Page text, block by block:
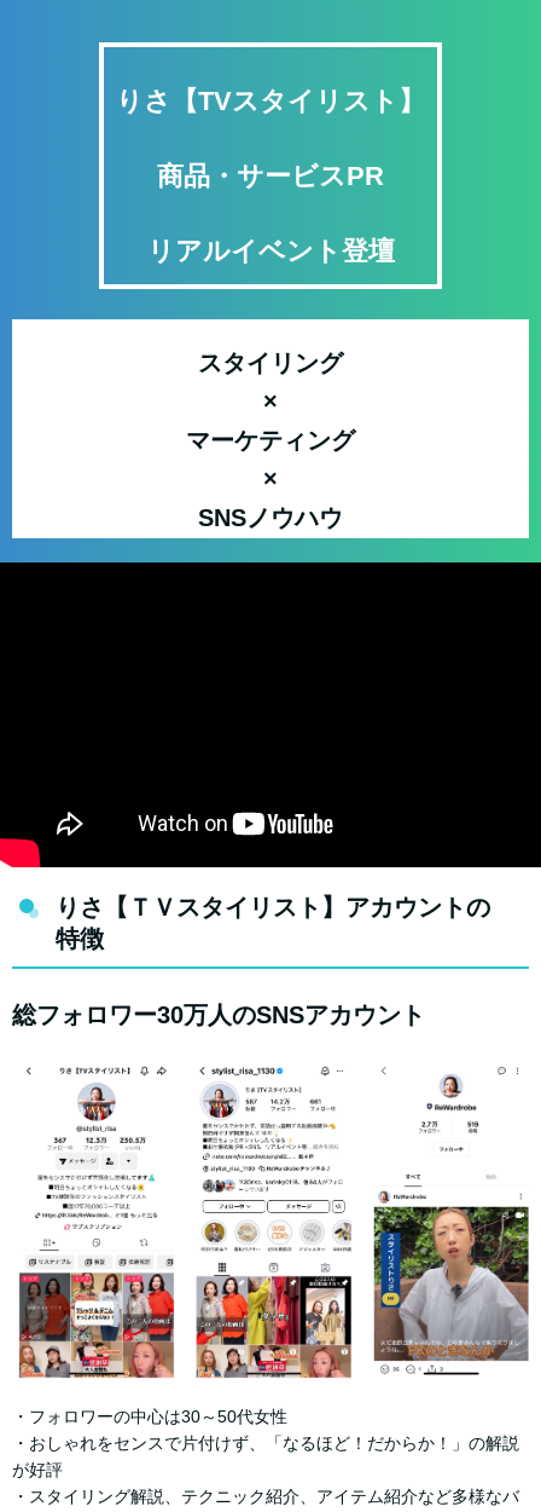
りさ【TVスタイリスト】
商品・サービスPR
リアルイベント登壇
スタイリング
×
マーケティング
×
SNSノウハウ
りさ【ＴＶスタイリスト】アカウントの
特徴
総フォロワー30万人のSNSアカウント
・フォロワーの中心は30～50代女性
・おしゃれをセンスで片付けず、「なるほど！だからか！」の解説
が好評
・スタイリング解説、テクニック紹介、アイテム紹介など多様なバ